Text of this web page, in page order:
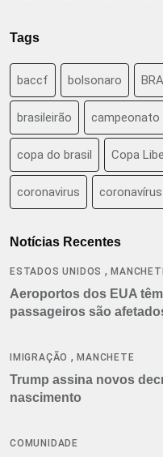
Tags
baccf bolsonaro
brasileirão campeonato
copa do brasil Copa
coronavirus coronavírus
Notícias Recentes
ESTADOS UNIDOS ,
Aeroportos dos EUA
passageiros são
IMIGRAÇÃO ,MANCHETE
Trump assina novos
nascimento
COMUNIDADE